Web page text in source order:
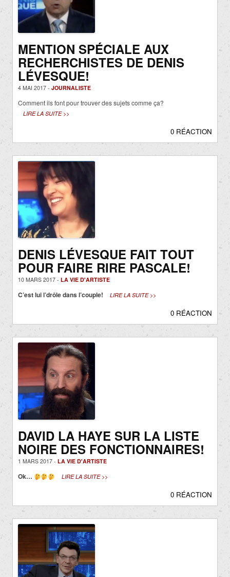
MENTION SPÉCIALE AUX
RECHERCHISTES DE DENIS
LÉVESQUE!
4 MAI 2017 - JOURNALISTE
Comment ils font pour trouver des sujets comme ça?
LIRE LA SUITE >>
0 RÉACTION
DENIS LÉVESQUE FAIT TOUT
POUR FAIRE RIRE PASCALE!
10 MARS 2017 - LA VIE D'ARTISTE
C’est lui l’drôle dans l’couple! LIRE LA SUITE >>
0 RÉACTION
DAVID LA HAYE SUR LA LISTE
NOIRE DES FONCTIONNAIRES!
1 MARS 2017 - LA VIE D'ARTISTE
Ok… LIRE LA SUITE >>
0 RÉACTION